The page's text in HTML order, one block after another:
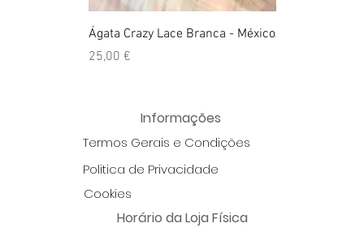
Ágata Crazy Lace Branca - México
Preço
25,00 €
Anel Golden
Informações
Termos Gerais e Condições
Politica de Privacidade
Cookies
Horário da Loja Física